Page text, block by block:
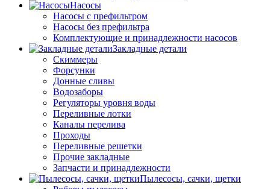
Насосы
Насосы с префильтром
Насосы без префильтра
Комплектующие и принадлежности насосов
Закладные детали
Скиммеры
Форсунки
Донные сливы
Водозаборы
Регуляторы уровня воды
Переливные лотки
Каналы перелива
Проходы
Переливные решетки
Прочие закладные
Запчасти и принадлежности
Пылесосы, сачки, щетки